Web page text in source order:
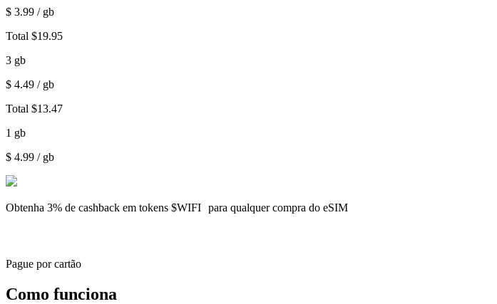
$ 3.99 / gb
Total $19.95
3 gb
$ 4.49 / gb
Total $13.47
1 gb
$ 4.99 / gb
Obtenha 3% de cashback em tokens $WIFI para qualquer compra do eSIM
Pague por cartão
Como funciona